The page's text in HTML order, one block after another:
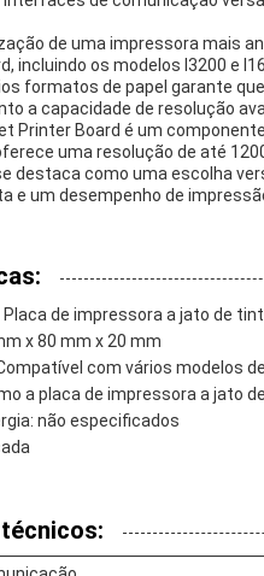
de uma impressora mais
incluindo os modelos I3200 e
formatos de papel garante
a capacidade de resolução
Printer Board é um
uma resolução de até
destaca como uma escolha
e um desempenho de
de impressora a jato de
x 80 mm x 20 mm
com vários modelos
a placa de impressora a jato
não especificados